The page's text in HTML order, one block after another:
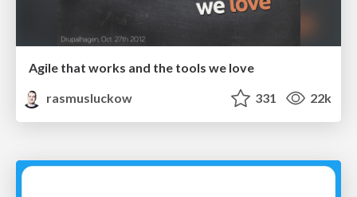
Agile that works and the tools we love
rasmusluckow
331 22k